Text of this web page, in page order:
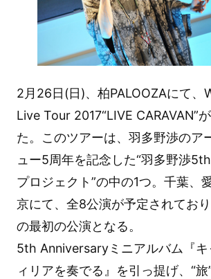
2月26日(日)、柏PALOOZAにて、
Live Tour 2017“LIVE CARAVAN”
た。このツアーは、羽多野渉のア
ュー5周年を記念した“羽多野渉
プロジェクト”の中の1つ。千葉、
京にて、全8公演が予定されてお
の最初の公演となる。
5th Anniversaryミニアルバム『キ
ィリアを奏でる』を引っ提げ、“旅